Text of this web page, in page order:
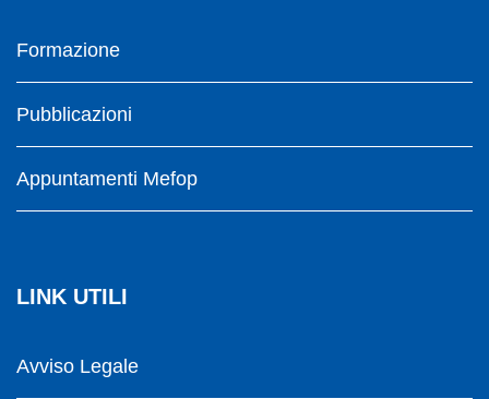
Formazione
Pubblicazioni
Appuntamenti Mefop
LINK UTILI
Avviso Legale